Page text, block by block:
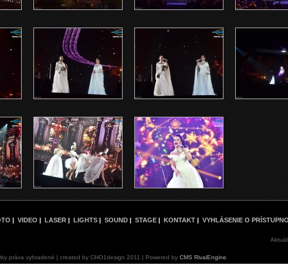
| VIDEO | LASER | LIGHTS | SOUND | STAGE | KONTAKT | VYHLÁSENIE O
práva vyhradené | created by CHO1design 2011 | Powered by CMS RivalEngine